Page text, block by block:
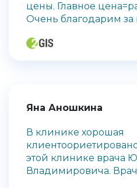
цены. Главное
Очень благодарим за
Яна Аношкина
В клинике хорошая
этой клинике врача
Владимировича. Врач